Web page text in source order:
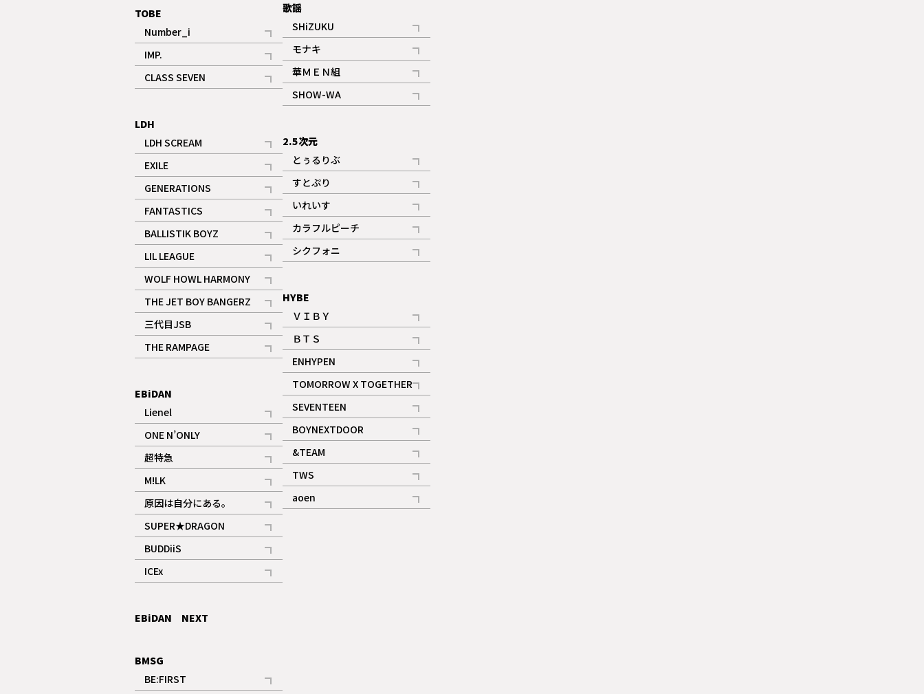
TOBE
Number_i
記事
IMP.
記事
CLASS SEVEN
記事
LDH
LDH SCREAM
記事
EXILE
記事
GENERATIONS
記事
FANTASTICS
記事
BALLISTIK BOYZ
記事
LIL LEAGUE
記事
WOLF HOWL HARMONY
記事
THE JET BOY BANGERZ
記事
三代目JSB
記事
THE RAMPAGE
記事
EBiDAN
Lienel
記事
ONE N’ONLY
記事
超特急
記事
ギャラリー
M!LK
記事
原因は自分にある。
記事
SUPER★DRAGON
記事
BUDDiiS
記事
ICEx
記事
EBiDAN NEXT
BMSG
BE:FIRST
歌謡
SHiZUKU
記事
モナキ
記事
華ＭＥＮ組
記事
SHOW-WA
記事
2.5次元
とぅるりぶ
記事
すとぷり
記事
ギャラリー
いれいす
記事
ギャラリー
カラフルピーチ
記事
シクフォニ
記事
HYBE
ＶＩＢＹ
記事
ＢＴＳ
記事
ENHYPEN
記事
TOMORROW X TOGETHER
記事
ギャラリー
SEVENTEEN
記事
BOYNEXTDOOR
記事
&TEAM
記事
ギャラリー
TWS
記事
aoen
記事